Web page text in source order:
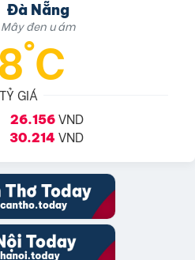
Đà Nẵng
Mây đen u ám
TỶ GIÁ
26.156VND
30.214 VND